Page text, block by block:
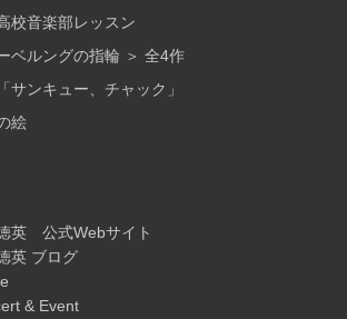
校音楽部レッスン
ベルングの指輪 ＞ 全4作
サンキュー、チャック」
絵
英 公式Webサイト
英 ブログ
& Event